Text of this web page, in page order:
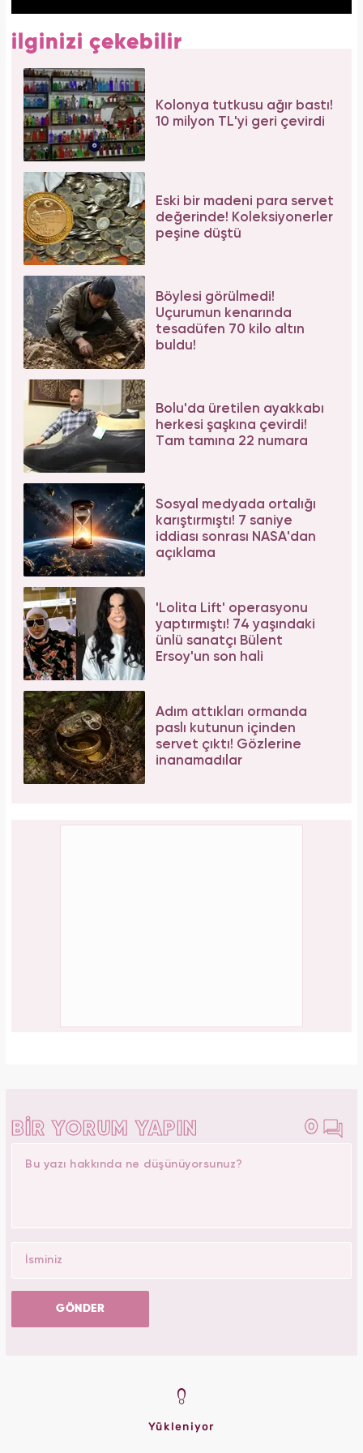
ilginizi çekebilir
Kolonya tutkusu ağır bastı!
10 milyon TL'yi geri çevirdi
Eski bir madeni para servet
değerinde! Koleksiyonerler
peşine düştü
Böylesi görülmedi!
Uçurumun kenarında
tesadüfen 70 kilo altın
buldu!
Bolu'da üretilen ayakkabı
herkesi şaşkına çevirdi!
Tam tamına 22 numara
Sosyal medyada ortalığı
karıştırmıştı! 7 saniye
iddiası sonrası NASA'dan
açıklama
'Lolita Lift' operasyonu
yaptırmıştı! 74 yaşındaki
ünlü sanatçı Bülent
Ersoy'un son hali
Adım attıkları ormanda
paslı kutunun içinden
servet çıktı! Gözlerine
inanamadılar
BİR YORUM YAPIN 0
GÖNDER
Yükleniyor